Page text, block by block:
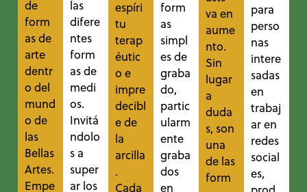
de
form
as de
arte
dentr
o del
mund
o de
las
Bellas
Artes.
Empe
las
difere
ntes
form
as de
medi
os.
Invitá
ndolo
s a
super
ar los
espíri
tu
terap
éutic
o e
impre
decibl
e de
la
arcilla
.
Cada
form
as
simpl
es de
graba
do,
partic
ularm
ente
graba
dos
en
va en
aume
nto.
Sin
lugar
a
duda
s, son
una
de las
form
para
perso
nas
intere
sadas
en
trabaj
ar en
redes
social
es,